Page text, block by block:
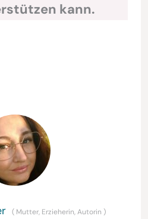
kann.
( Mutter, Erzieherin, Autorin )